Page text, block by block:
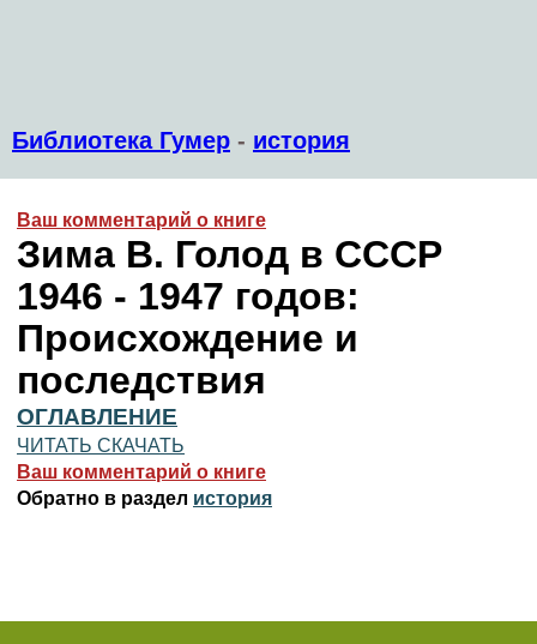
Библиотека Гумер - история
Ваш комментарий о книге
Зима В. Голод в СССР
1946 - 1947 годов:
Происхождение и
последствия
ОГЛАВЛЕНИЕ
ЧИТАТЬ СКАЧАТЬ
Ваш комментарий о книге
Обратно в раздел история